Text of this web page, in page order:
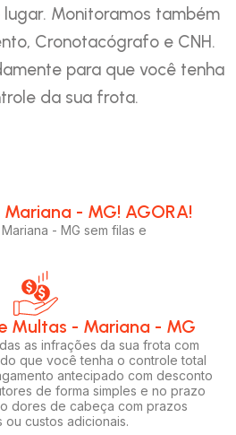
Monitoramos também
Cronotacógrafo e CNH.
para que você tenha
da sua frota.
- MG! AGORA!​
- MG sem filas e
Multas - Mariana - MG
as infrações da sua frota com
que você tenha o controle total
antecipado com desconto
de forma simples e no prazo
dores de cabeça com prazos
ou custos adicionais.